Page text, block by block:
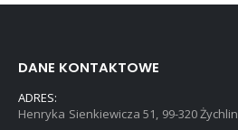
DANE KONTAKTOWE
ADRES:
Henryka Sienkiewicza 51, 99-320 Żychlin